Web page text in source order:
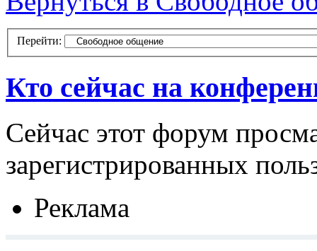
Перейти:
Кто сейчас на
Сейчас этот форум
зарегистрированных
Реклама